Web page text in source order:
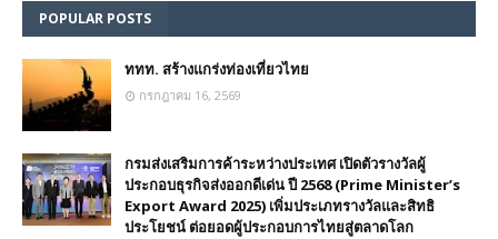
POPULAR POSTS
ททท. สร้างแกร่งท่องเที่ยวไทย
กรกฎาคม 16, 2569
กรมส่งเสริมการค้าระหว่างประเทศ เปิดตัวรางวัลผู้
ประกอบธุรกิจส่งออกดีเด่น ปี 2568 (Prime Minister’s
Export Award 2025) เพิ่มประเภทรางวัลและสิทธิ
ประโยชน์ ต่อยอดผู้ประกอบการไทยสู่ตลาดโลก